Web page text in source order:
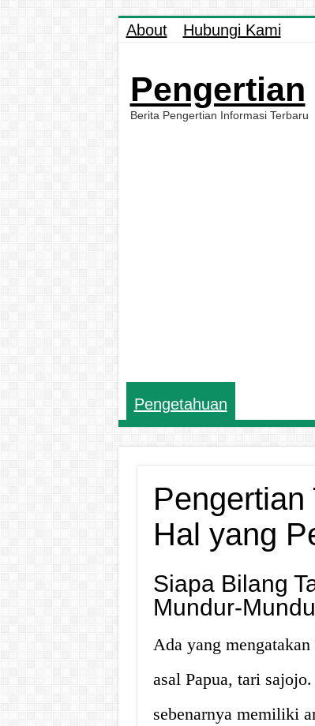
About Hubungi Kami
Pengertian
Berita Pengertian Informasi Terbaru
Pengetahuan
Pengertian
Hal yang
Siapa Bilang
Mundur-
Ada yang
asal Papua, tari
sebenarnya memiliki